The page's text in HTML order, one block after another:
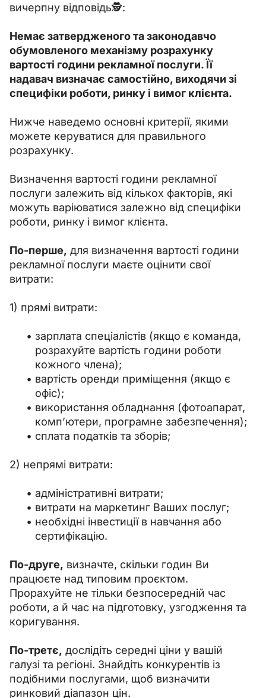
вичерпну відповідь🕵️:
Немає затвердженого та законодавчо
обумовленого механізму розрахунку
вартості години рекламної послуги. Її
надавач визначає самостійно, виходячи зі
специфіки роботи, ринку і вимог клієнта.
Нижче наведемо основні критерії, якими
можете керуватися для правильного
розрахунку.
Визначення вартості години рекламної
послуги залежить від кількох факторів, які
можуть варіюватися залежно від специфіки
роботи, ринку і вимог клієнта.
По-перше, для визначення вартості години
рекламної послуги маєте оцінити свої
витрати:
1) прямі витрати:
зарплата спеціалістів (якщо є команда,
розрахуйте вартість години роботи
кожного члена);
вартість оренди приміщення (якщо є
офіс);
використання обладнання (фотоапарат,
комп’ютери, програмне забезпечення);
сплата податків та зборів;
2) непрямі витрати:
адміністративні витрати;
витрати на маркетинг Ваших послуг;
необхідні інвестиції в навчання або
сертифікацію.
По-друге, визначте, скільки годин Ви
працюєте над типовим проєктом.
Прорахуйте не тільки безпосередній час
роботи, а й час на підготовку, узгодження та
коригування.
По-третє, дослідіть середні ціни у вашій
галузі та регіоні. Знайдіть конкурентів із
подібними послугами, щоб визначити
ринковий діапазон цін.